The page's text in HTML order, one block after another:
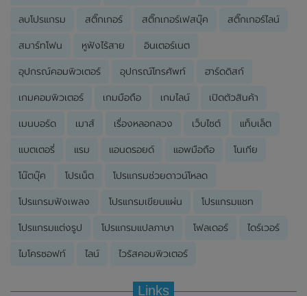
ลบโปรแกรม สติ๊กเกอร์ สติ๊กเกอร์เฟสบุ๊ค สติ๊กเกอร์ไลน์
สมาร์ทโฟน หูฟังไร้สาย อินเตอร์เนต
อุปกรณ์คอมพิวเตอร์ อุปกรณ์โทรศัพท์ ฮาร์ดดิสก์
เกมคอมพิวเตอร์ เกมมือถือ เกมไลน์ เปิดตัวสินค้า
เมนบอร์ด เมาส์ เรื่องหลอกลวง เว็บไซต์ แท็บเล็ต
แบตเตอรี่ แรม แอนดรอยด์ แอพมือถือ โนเกีย
โน๊ตบุ๊ค โปรเน็ต โปรแกรมช่วยดาวน์โหลด
โปรแกรมฟังเพลง โปรแกรมเขียนแผ่น โปรแกรมแชท
โปรแกรมแต่งรูป โปรแกรมแปลภาษา โฟลเดอร์ ไดร์เวอร์
ไมโครซอฟท์ ไลน์ ไวรัสคอมพิวเตอร์
Links